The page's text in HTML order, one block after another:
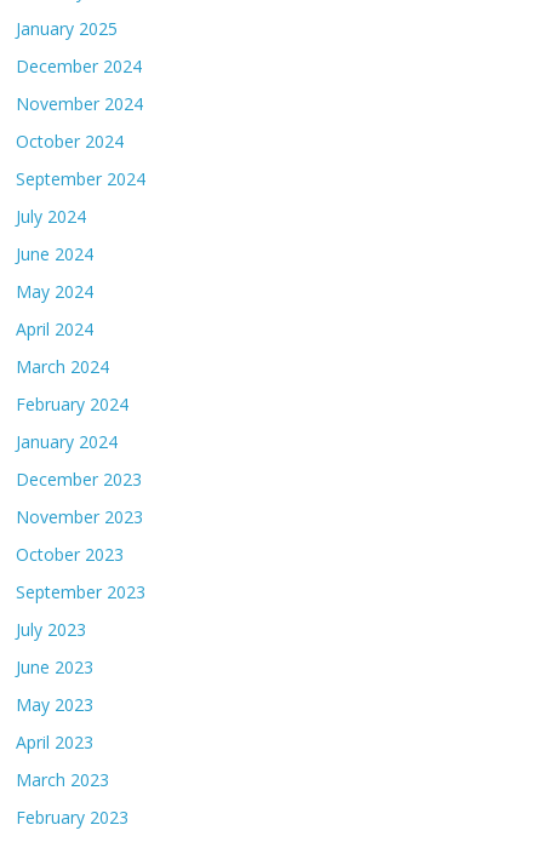
January 2025
December 2024
November 2024
October 2024
September 2024
July 2024
June 2024
May 2024
April 2024
March 2024
February 2024
January 2024
December 2023
November 2023
October 2023
September 2023
July 2023
June 2023
May 2023
April 2023
March 2023
February 2023